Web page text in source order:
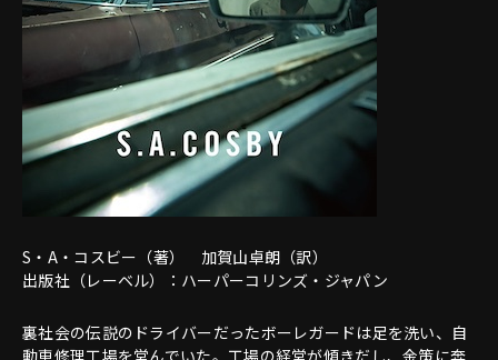
S・A・コスビー（著） 加賀山卓朗（訳）
出版社（レーベル）：ハーパーコリンズ・ジャパン
裏社会の伝説のドライバーだったボーレガードは足を洗い、自
動車修理工場を営んでいた。工場の経営が傾きだし、金策に奔